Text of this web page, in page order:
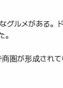
グルメがある
圏が形成されて